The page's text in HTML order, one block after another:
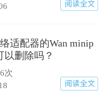
适配器的Wan minip
以删除吗？
次